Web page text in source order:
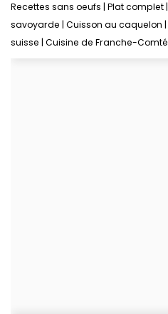
Recettes sans oeufs Plat complet
savoyarde Cuisson au caquelon
suisse Cuisine de Franche-Comté